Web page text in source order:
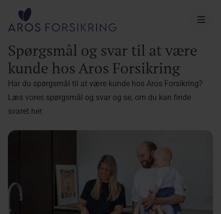
Aros Forsikring
Spørgsmål og svar til at være
kunde hos Aros Forsikring
Har du spørgsmål til at være kunde hos Aros Forsikring?
Læs vores spørgsmål og svar og se, om du kan finde
svaret her.